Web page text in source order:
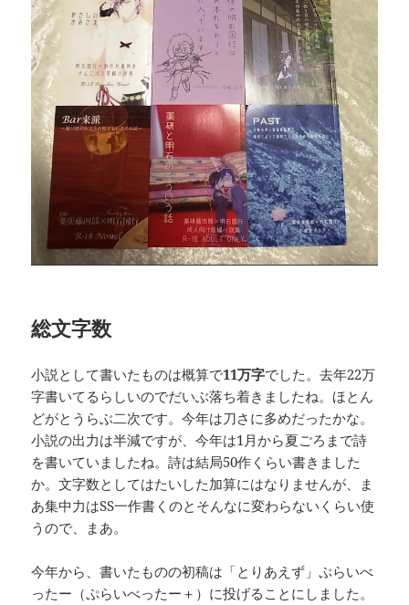
総文字数
小説として書いたものは概算で11万字でした。去年22万
字書いてるらしいのでだいぶ落ち着きましたね。ほとん
どがとうらぶ二次です。今年は刀さに多めだったかな。
小説の出力は半減ですが、今年は1月から夏ごろまで詩
を書いていましたね。詩は結局50作くらい書きました
か。文字数としてはたいした加算にはなりませんが、ま
あ集中力はSS一作書くのとそんなに変わらないくらい使
うので、まあ。
今年から、書いたものの初稿は「とりあえず」ぷらいべ
ったー（ぷらいべったー＋）に投げることにしました。